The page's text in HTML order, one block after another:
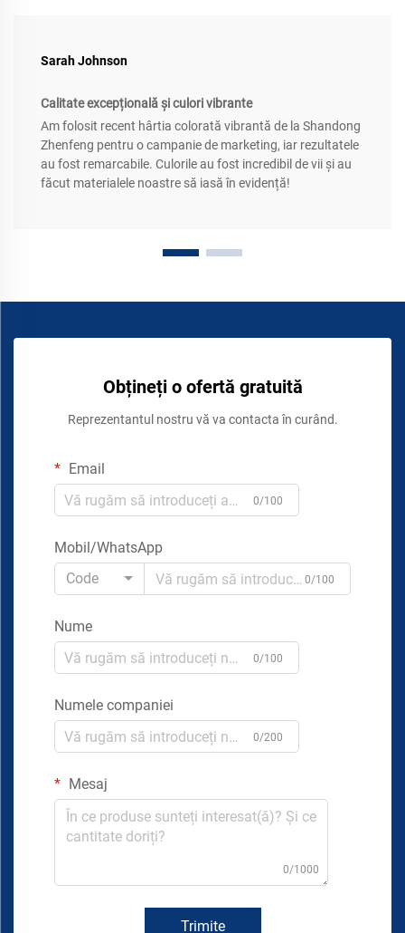
Sarah Johnson
Calitate excepțională și culori vibrante
Am folosit recent hârtia colorată vibrantă de la Shandong
Zhenfeng pentru o campanie de marketing, iar rezultatele
au fost remarcabile. Culorile au fost incredibil de vii și au
făcut materialele noastre să iasă în evidență!
Obțineți o ofertă gratuită
Reprezentantul nostru vă va contacta în curând.
Email
0/100
Mobil/WhatsApp
Code
0/100
Nume
0/100
Numele companiei
0/200
Mesaj
0/1000
Trimite